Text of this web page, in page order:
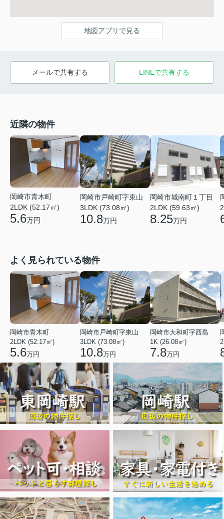
地図アプリで見る
メールで共有する LINEで共有する
近隣の物件
岡崎市青木町
2LDK (52.17㎡)
5.6万円
岡崎市戸崎町字東山
3LDK (73.08㎡)
10.8万円
岡崎市城南町１丁目
2LDK (59.63㎡)
8.25万円
よく見られている物件
岡崎市青木町
2LDK (52.17㎡)
5.6万円
岡崎市戸崎町字東山
3LDK (73.08㎡)
10.8万円
岡崎市大和町字西島
1K (26.08㎡)
7.8万円